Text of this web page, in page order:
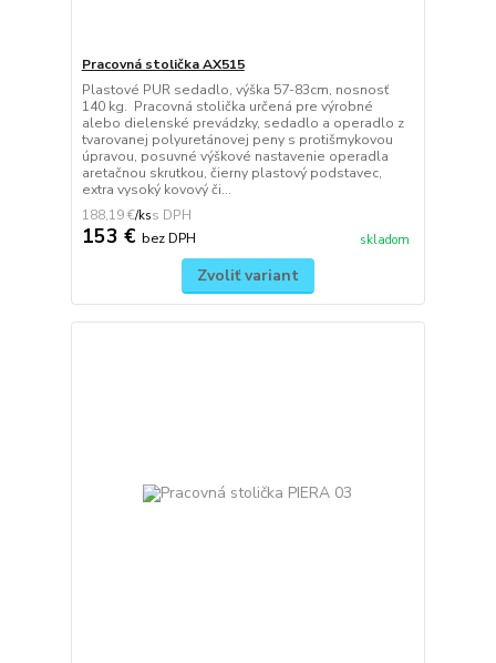
Pracovná stolička AX515
Plastové PUR sedadlo, výška 57-83cm, nosnosť
140 kg. Pracovná stolička určená pre výrobné
alebo dielenské prevádzky, sedadlo a operadlo z
tvarovanej polyuretánovej peny s protišmykovou
úpravou, posuvné výškové nastavenie operadla
aretačnou skrutkou, čierny plastový podstavec,
extra vysoký kovový či...
188,19 €/ks
153 € bez DPH skladom
Zvoliť variant